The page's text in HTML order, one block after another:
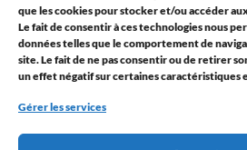
que les cookies pour stocker et/ou accéder
Le fait de consentir à ces technologies nous
données telles que le comportement de
site. Le fait de ne pas consentir ou de retirer
un effet négatif sur certaines caractéristiques
Gérer les services
étude gros œuvre : optimisation de
estimation des coûts. Étude
détaillée des plans et quantités de
charpente : optimisation du […]
Continue reading